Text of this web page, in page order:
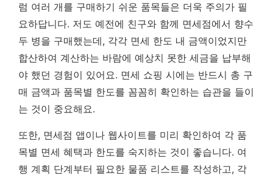
럼 여러 개를 구매하기 쉬운 품목들은 더욱 주의가 필
요하답니다. 저도 예전에 친구와 함께 면세점에서 향수
두 병을 구매했는데, 각각 면세 한도 내 금액이었지만
합산하여 계산하는 바람에 예상치 못한 세금을 납부해
야 했던 경험이 있어요. 면세 쇼핑 시에는 반드시 총 구
매 금액과 품목별 한도를 꼼꼼히 확인하는 습관을 들이
는 것이 중요해요.
또한, 면세점 앱이나 웹사이트를 미리 확인하여 각 품
목별 면세 혜택과 한도를 숙지하는 것이 좋습니다. 여
행 계획 단계부터 필요한 물품 리스트를 작성하고, 각